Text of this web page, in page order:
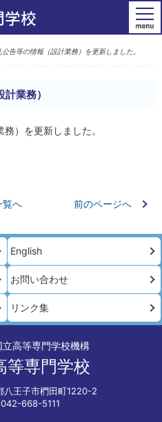
公告等の情報（設計業務）を更新しました。
業務）
）を更新しました。
覧へ
前のページへ
English
お問い合わせ
リンク集
高等専門学校機構
等専門学校
王子市椚田町1220-2
668-5111